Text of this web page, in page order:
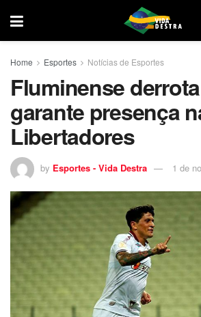
Home Esportes Notícias de Esportes
Fluminense
garante presença
Libertadores
by Esportes - Vida Destra 1 de